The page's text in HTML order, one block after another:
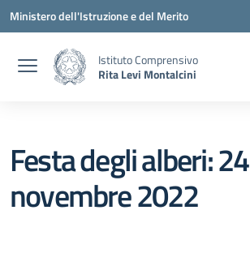
Vai ai contenuti
Vai al menu di navigazione
Vai al footer
Ministero dell'Istruzione e del Merito
Istituto Comprensivo
Rita Levi Montalcini
Festa degli alberi: 24
novembre 2022